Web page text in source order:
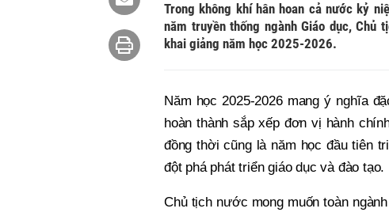
Trong không khí hân hoan cả nước kỷ
năm truyền thống ngành Giáo dục,
khai giảng năm học 2025-2026.
Năm học 2025-2026 mang ý nghĩa
hoàn thành sắp xếp đơn vị hành
đồng thời cũng là năm học đầu tiên
đột phá phát triển giáo dục và đào tạo.
Chủ tịch nước mong muốn toàn